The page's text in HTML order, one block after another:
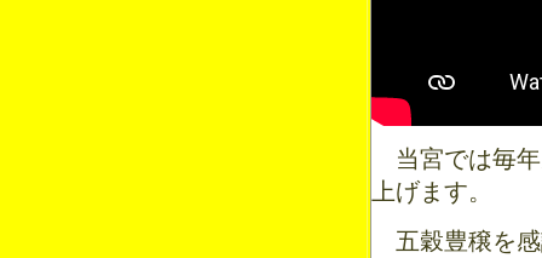
当宮では毎年
上げます。
五穀豊穣を感